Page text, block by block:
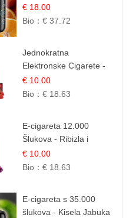
Narančinog Džema |
Dugotrajno Iskustvo
€ 18.00
Bio： € 37.72
Jednokratna
Elektronske Cigarete -
Red Bull i Jagoda |
IBVape
€ 10.00
Bio： € 18.63
E-cigareta 12.000
Šlukova - Ribizla i
Grožđe | Elegantna
Voćna Kombinacija
€ 10.00
Bio： € 18.63
E-cigareta s 35.000
šlukova - Kisela Jabuka